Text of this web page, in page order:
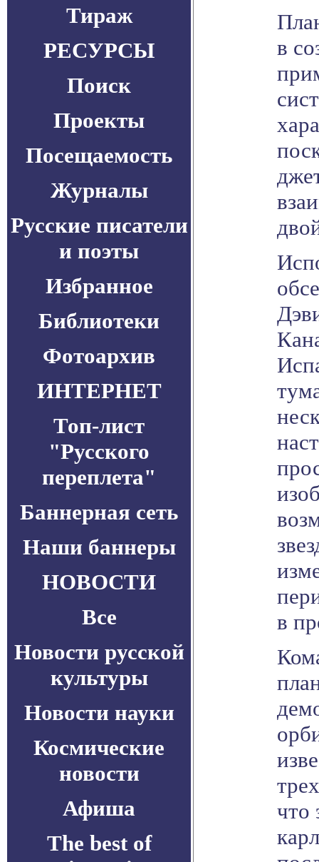
Тираж
РЕСУРСЫ
Поиск
Проекты
Посещаемость
Журналы
Русские писатели
и поэты
Избранное
Библиотеки
Фотоархив
ИНТЕРНЕТ
Топ-лист
"Русского
переплета"
Баннерная сеть
Наши баннеры
НОВОСТИ
Все
Новости русской
культуры
Новости науки
Космические
новости
Афиша
The best of
в
в
что